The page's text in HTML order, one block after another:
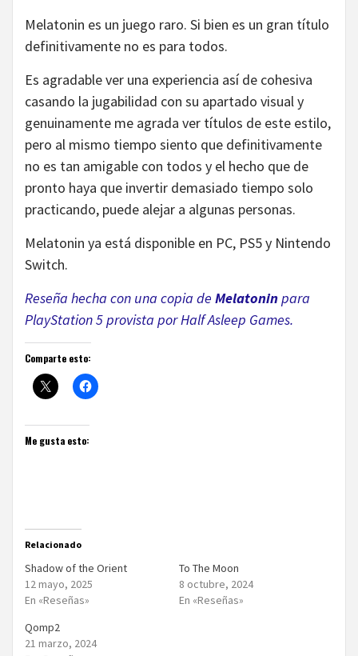
Melatonin es un juego raro. Si bien es un gran título
definitivamente no es para todos.
Es agradable ver una experiencia así de cohesiva
casando la jugabilidad con su apartado visual y
genuinamente me agrada ver títulos de este estilo,
pero al mismo tiempo siento que definitivamente
no es tan amigable con todos y el hecho que de
pronto haya que invertir demasiado tiempo solo
practicando, puede alejar a algunas personas.
Melatonin ya está disponible en PC, PS5 y Nintendo
Switch.
Reseña hecha con una copia de Melatoninpara
PlayStation 5 provista por Half Asleep Games.
Comparte esto:
Me gusta esto:
Relacionado
Shadow of the Orient
12 mayo, 2025
En «Reseñas»
To The Moon
8 octubre, 2024
En «Reseñas»
Qomp2
21 marzo, 2024